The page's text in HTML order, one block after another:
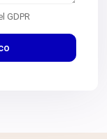
GDPR